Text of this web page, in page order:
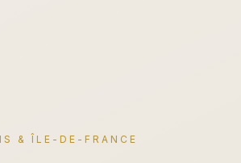
& ÎLE-DE-FRANCE